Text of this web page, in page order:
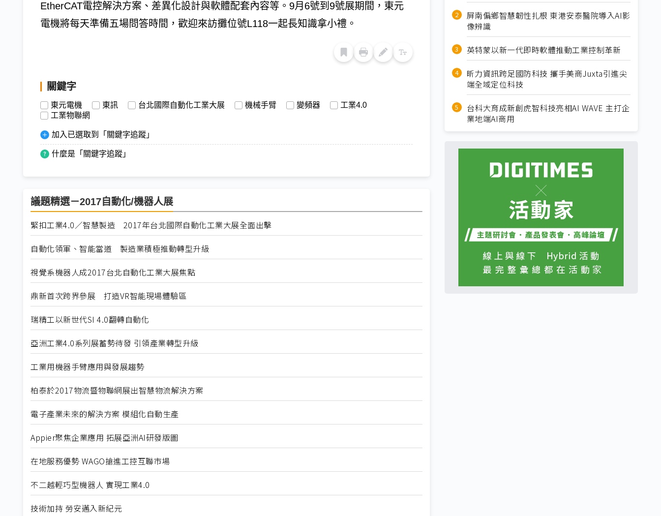
EtherCAT電控解決方案、差異化設計與軟體配套內容等。9月6號到9號展期間，東元
電機將每天準備五場問答時間，歡迎來訪攤位號L118一起長知識拿小禮。
關鍵字
東元電機 東訊 台北國際自動化工業大展 機械手臂 變頻器
工業4.0
工業物聯網
加入已選取到「關鍵字追蹤」
什麼是「關鍵字追蹤」
議題精選－2017自動化/機器人展
緊扣工業4.0／智慧製造 2017年台北國際自動化工業大展全面出擊
自動化領軍、智能當道 製造業積極推動轉型升級
視覺系機器人成2017台北自動化工業大展焦點
鼎新首次跨界參展 打造VR智能現場體驗區
瑞精工以新世代SI 4.0翻轉自動化
亞洲工業4.0系列展蓄勢待發 引領產業轉型升級
工業用機器手臂應用與發展趨勢
柏泰於2017物流暨物聯網展出智慧物流解決方案
電子產業未來的解決方案 模組化自動生產
Appier聚焦企業應用 拓展亞洲AI研發版圖
在地服務優勢 WAGO搶進工控互聯市場
不二越輕巧型機器人 實現工業4.0
技術加持 勞安邁入新紀元
屏南偏鄉智慧韌性扎根 東港安泰醫院導入AI影
像辨識
英特蒙以新一代即時軟體推動工業控制革新
昕力資訊跨足國防科技 攜手美商Juxta引進尖
端全域定位科技
台科大育成新創虎智科技亮相AI WAVE 主打企
業地端AI商用